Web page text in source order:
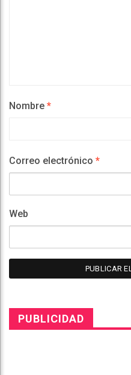
Nombre *
Correo electrónico *
Web
PUBLICIDAD